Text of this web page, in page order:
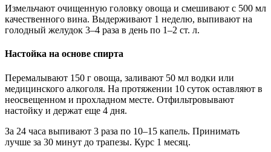
Измельчают очищенную головку овоща и смешивают с 500 мл
качественного вина. Выдерживают 1 неделю, выпивают на
голодный желудок 3–4 раза в день по 1–2 ст. л.
Настойка на основе спирта
Перемалывают 150 г овоща, заливают 50 мл водки или
медицинского алкоголя. На протяжении 10 суток оставляют в
неосвещенном и прохладном месте. Отфильтровывают
настойку и держат еще 4 дня.
За 24 часа выпивают 3 раза по 10–15 капель. Принимать
лучше за 30 минут до трапезы. Курс 1 месяц.